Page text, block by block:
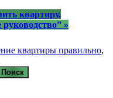
квартиру,
»
квартиры правильно,